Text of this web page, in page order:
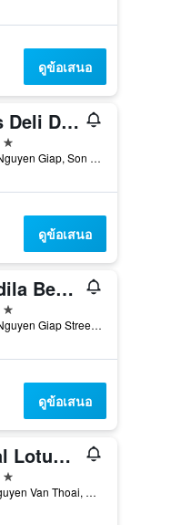
ดูข้อเสนอ
Paris Deli Danang Beach Hotel
236 Vo Nguyen Giap, Son Tra, ดานัง, เวียดนาม
ดูข้อเสนอ
Mandila Beach Hotel Danang
218 Vo Nguyen Giap Street, ดานัง, เวียดนาม
ดูข้อเสนอ
Royal Lotus Hotel Danang
120A Nguyen Van Thoai, ดานัง, เวียดนาม